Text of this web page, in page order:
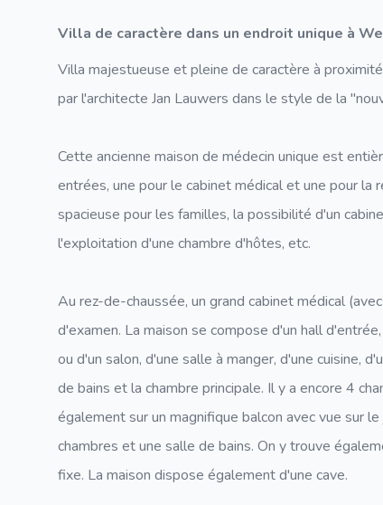
Villa de caractère dans un endroit unique à
Villa majestueuse et pleine de caractère à
par l'architecte Jan Lauwers dans le style de la
Cette ancienne maison de médecin unique est
entrées, une pour le cabinet médical et une pour la
spacieuse pour les familles, la possibilité d'un
l'exploitation d'une chambre d'hôtes, etc.
Au rez-de-chaussée, un grand cabinet médical
d'examen. La maison se compose d'un hall
ou d'un salon, d'une salle à manger, d'une cuisine,
de bains et la chambre principale. Il y a encore 4
également sur un magnifique balcon avec vue sur
chambres et une salle de bains. On y trouve
fixe. La maison dispose également d'une cave.